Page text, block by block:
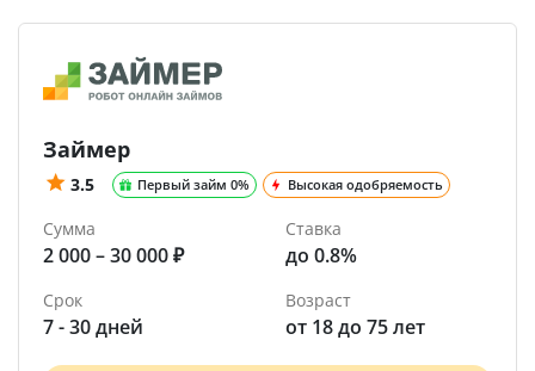
Займер
3.5 Первый займ 0% Высокая одобряемость
Сумма
2 000 – 30 000 ₽
Ставка
до 0.8%
Срок
7 - 30 дней
Возраст
от 18 до 75 лет